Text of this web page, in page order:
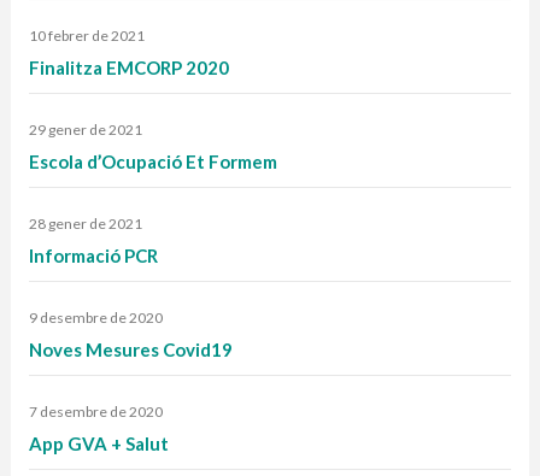
10 febrer de 2021
Finalitza EMCORP 2020
29 gener de 2021
Escola d’Ocupació Et Formem
28 gener de 2021
Informació PCR
9 desembre de 2020
Noves Mesures Covid19
7 desembre de 2020
App GVA + Salut